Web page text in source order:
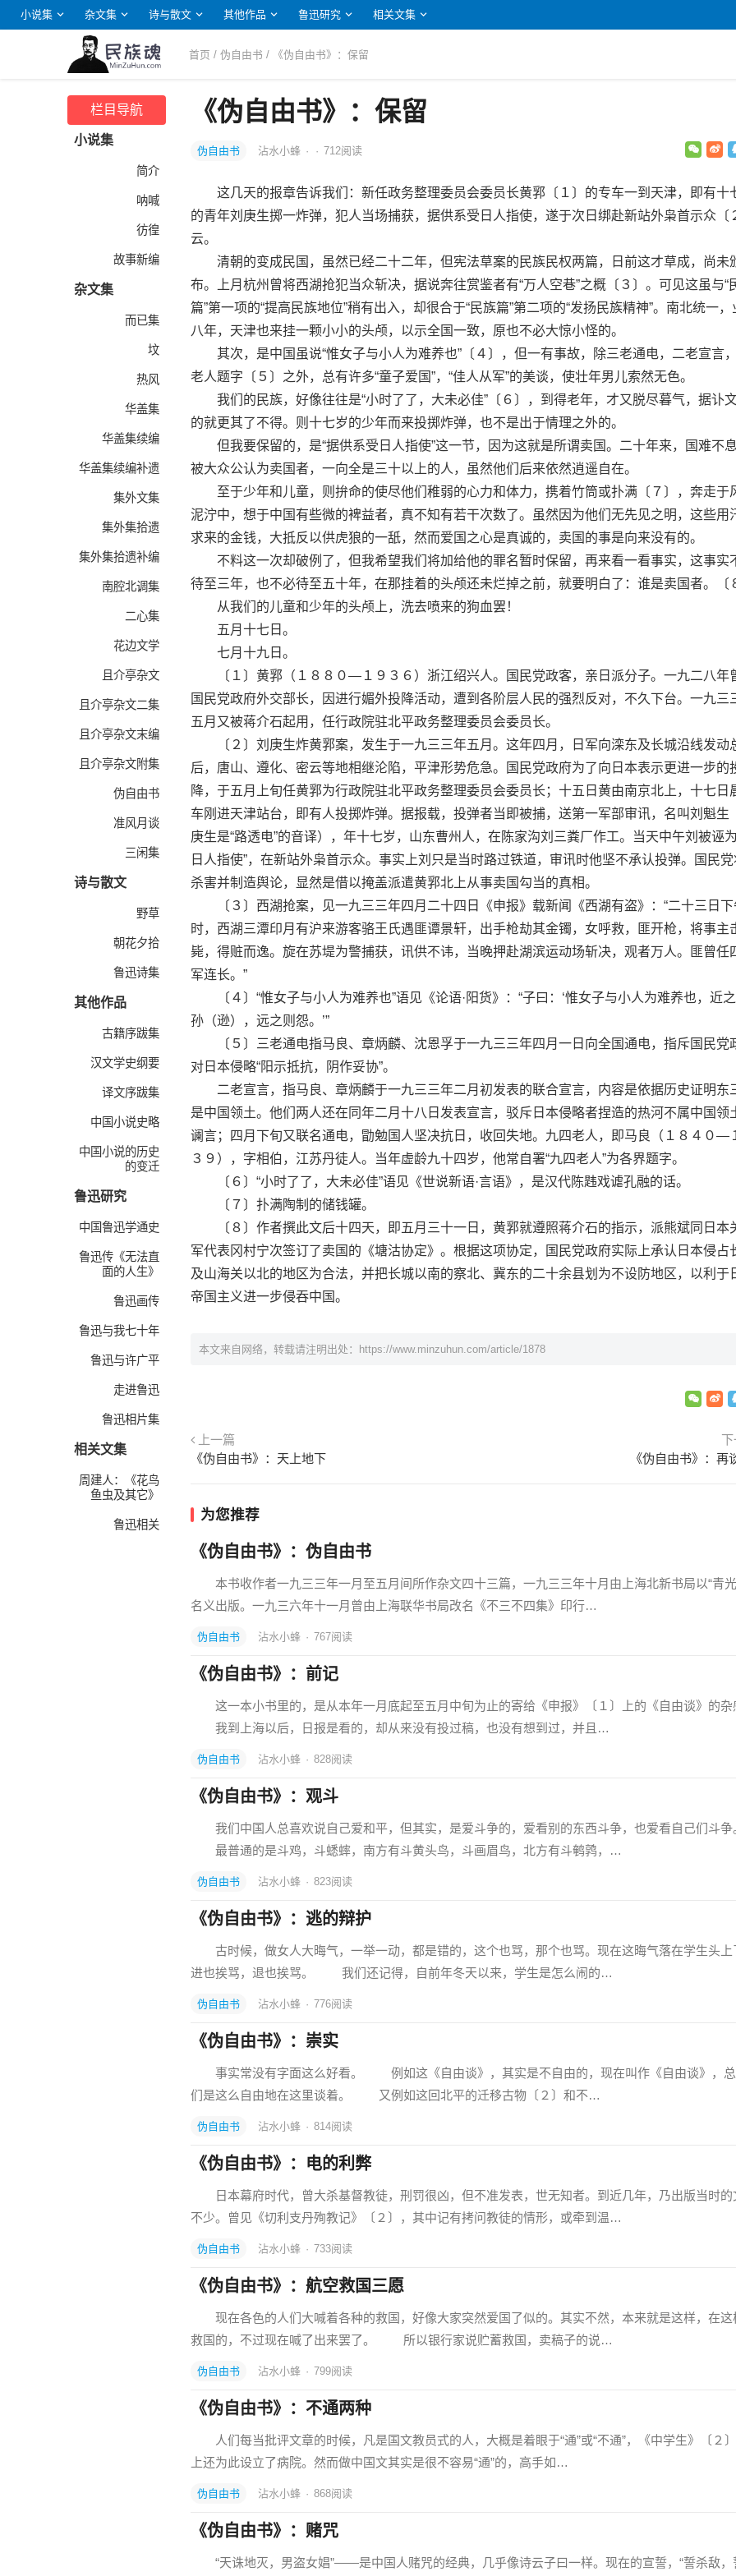
小说集 杂文集 诗与散文 其他作品 鲁迅研究 相关文集
首页 /伪自由书 / 《伪自由书》：保留
栏目导航
小说集
简介
呐喊
彷徨
故事新编
杂文集
而已集
坟
热风
华盖集
华盖集续编
华盖集续编补遗
集外文集
集外集拾遗
集外集拾遗补编
南腔北调集
二心集
花边文学
且介亭杂文
且介亭杂文二集
且介亭杂文末编
且介亭杂文附集
伪自由书
准风月谈
三闲集
诗与散文
野草
朝花夕拾
鲁迅诗集
其他作品
古籍序跋集
汉文学史纲要
译文序跋集
中国小说史略
中国小说的历史
的变迁
鲁迅研究
中国鲁迅学通史
鲁迅传《无法直
面的人生》
鲁迅画传
鲁迅与我七十年
鲁迅与许广平
走进鲁迅
鲁迅相片集
相关文集
周建人：《花鸟
鱼虫及其它》
鲁迅相关
《伪自由书》：保留
伪自由书 沾水小蜂 · · 712阅读
这几天的报章告诉我们：新任政务整理委员会委员长黄郛〔１〕的专车一到天津，即有十
的青年刘庚生掷一炸弹，犯人当场捕获，据供系受日人指使，遂于次日绑赴新站外枭首示众〔
云。
清朝的变成民国，虽然已经二十二年，但宪法草案的民族民权两篇，日前这才草成，尚未
布。上月杭州曾将西湖抢犯当众斩决，据说奔往赏鉴者有“万人空巷”之概〔３〕。可见这虽与“
篇”第一项的“提高民族地位”稍有出入，却很合于“民族篇”第二项的“发扬民族精神”。南北统一，
八年，天津也来挂一颗小小的头颅，以示全国一致，原也不必大惊小怪的。
其次，是中国虽说“惟女子与小人为难养也”〔４〕，但一有事故，除三老通电，二老宣言
老人题字〔５〕之外，总有许多“童子爱国”，“佳人从军”的美谈，使壮年男儿索然无色。
我们的民族，好像往往是“小时了了，大未必佳”〔６〕，到得老年，才又脱尽暮气，据讣
的就更其了不得。则十七岁的少年而来投掷炸弹，也不是出于情理之外的。
但我要保留的，是“据供系受日人指使”这一节，因为这就是所谓卖国。二十年来，国难不
被大众公认为卖国者，一向全是三十以上的人，虽然他们后来依然逍遥自在。
至于少年和儿童，则拚命的使尽他们稚弱的心力和体力，携着竹筒或扑满〔７〕，奔走于
泥泞中，想于中国有些微的裨益者，真不知有若干次数了。虽然因为他们无先见之明，这些用
求来的金钱，大抵反以供虎狼的一舐，然而爱国之心是真诚的，卖国的事是向来没有的。
不料这一次却破例了，但我希望我们将加给他的罪名暂时保留，再来看一看事实，这事实
待至三年，也不必待至五十年，在那挂着的头颅还未烂掉之前，就要明白了：谁是卖国者。〔
从我们的儿童和少年的头颅上，洗去喷来的狗血罢！
五月十七日。
七月十九日。
〔１〕黄郛（１８８０—１９３６）浙江绍兴人。国民党政客，亲日派分子。一九二八年
国民党政府外交部长，因进行媚外投降活动，遭到各阶层人民的强烈反对，不久下台。一九三
五月又被蒋介石起用，任行政院驻北平政务整理委员会委员长。
〔２〕刘庚生炸黄郛案，发生于一九三三年五月。这年四月，日军向滦东及长城沿线发动
后，唐山、遵化、密云等地相继沦陷，平津形势危急。国民党政府为了向日本表示更进一步的
降，于五月上旬任黄郛为行政院驻北平政务整理委员会委员长；十五日黄由南京北上，十七日
车刚进天津站台，即有人投掷炸弹。据报载，投弹者当即被捕，送第一军部审讯，名叫刘魁生
庚生是“路透电”的音译），年十七岁，山东曹州人，在陈家沟刘三粪厂作工。当天中午刘被诬
日人指使”，在新站外枭首示众。事实上刘只是当时路过铁道，审讯时他坚不承认投弹。国民
杀害并制造舆论，显然是借以掩盖派遣黄郛北上从事卖国勾当的真相。
〔３〕西湖抢案，见一九三三年四月二十四日《申报》载新闻《西湖有盗》：“二十三日下
时，西湖三潭印月有沪来游客骆王氏遇匪谭景轩，出手枪劫其金镯，女呼救，匪开枪，将事主
毙，得赃而逸。旋在苏堤为警捕获，讯供不讳，当晚押赴湖滨运动场斩决，观者万人。匪曾任
军连长。”
〔４〕“惟女子与小人为难养也”语见《论语·阳货》：“子曰：‘惟女子与小人为难养也，近
孙（逊），远之则怨。’”
〔５〕三老通电指马良、章炳麟、沈恩孚于一九三三年四月一日向全国通电，指斥国民党
对日本侵略“阳示抵抗，阴作妥协”。
二老宣言，指马良、章炳麟于一九三三年二月初发表的联合宣言，内容是依据历史证明东
是中国领土。他们两人还在同年二月十八日发表宣言，驳斥日本侵略者捏造的热河不属中国领
谰言；四月下旬又联名通电，勖勉国人坚决抗日，收回失地。九四老人，即马良（１８４０—
３９），字相伯，江苏丹徒人。当年虚龄九十四岁，他常自署“九四老人”为各界题字。
〔６〕“小时了了，大未必佳”语见《世说新语·言语》，是汉代陈韪戏谑孔融的话。
〔７〕扑满陶制的储钱罐。
〔８〕作者撰此文后十四天，即五月三十一日，黄郛就遵照蒋介石的指示，派熊斌同日本
军代表冈村宁次签订了卖国的《塘沽协定》。根据这项协定，国民党政府实际上承认日本侵占
及山海关以北的地区为合法，并把长城以南的察北、冀东的二十余县划为不设防地区，以利于
帝国主义进一步侵吞中国。
本文来自网络，转载请注明出处： https://www.minzuhun.com/article/1878
上一篇
《伪自由书》：天上地下
《伪自由书》：再
为您推荐
《伪自由书》：伪自由书
本书收作者一九三三年一月至五月间所作杂文四十三篇，一九三三年十月由上海北新书局以“青
名义出版。一九三六年十一月曾由上海联华书局改名《不三不四集》印行…
伪自由书 沾水小蜂 · 767阅读
《伪自由书》：前记
这一本小书里的，是从本年一月底起至五月中旬为止的寄给《申报》〔１〕上的《自由谈》的杂
我到上海以后，日报是看的，却从来没有投过稿，也没有想到过，并且…
伪自由书 沾水小蜂 · 828阅读
《伪自由书》：观斗
我们中国人总喜欢说自己爱和平，但其实，是爱斗争的，爱看别的东西斗争，也爱看自己们斗争
最普通的是斗鸡，斗蟋蟀，南方有斗黄头鸟，斗画眉鸟，北方有斗鹌鹑，…
伪自由书 沾水小蜂 · 823阅读
《伪自由书》：逃的辩护
古时候，做女人大晦气，一举一动，都是错的，这个也骂，那个也骂。现在这晦气落在学生头上
进也挨骂，退也挨骂。 我们还记得，自前年冬天以来，学生是怎么闹的…
伪自由书 沾水小蜂 · 776阅读
《伪自由书》：崇实
事实常没有字面这么好看。 例如这《自由谈》，其实是不自由的，现在叫作《自由谈》，
们是这么自由地在这里谈着。 又例如这回北平的迁移古物〔２〕和不…
伪自由书 沾水小蜂 · 814阅读
《伪自由书》：电的利弊
日本幕府时代，曾大杀基督教徒，刑罚很凶，但不准发表，世无知者。到近几年，乃出版当时的
不少。曾见《切利支丹殉教记》〔２〕，其中记有拷问教徒的情形，或牵到温…
伪自由书 沾水小蜂 · 733阅读
《伪自由书》：航空救国三愿
现在各色的人们大喊着各种的救国，好像大家突然爱国了似的。其实不然，本来就是这样，在这
救国的，不过现在喊了出来罢了。 所以银行家说贮蓄救国，卖稿子的说…
伪自由书 沾水小蜂 · 799阅读
《伪自由书》：不通两种
人们每当批评文章的时候，凡是国文教员式的人，大概是着眼于“通”或“不通”，《中学生》〔２
上还为此设立了病院。然而做中国文其实是很不容易“通”的，高手如…
伪自由书 沾水小蜂 · 868阅读
《伪自由书》：赌咒
“天诛地灭，男盗女娼”——是中国人赌咒的经典，几乎像诗云子曰一样。现在的宣誓，“誓杀敌，